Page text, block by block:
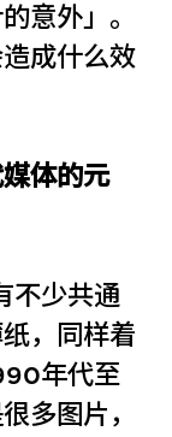
意外」。
成什么效
体的元
不少共通
，同样着
年代至
多图片，